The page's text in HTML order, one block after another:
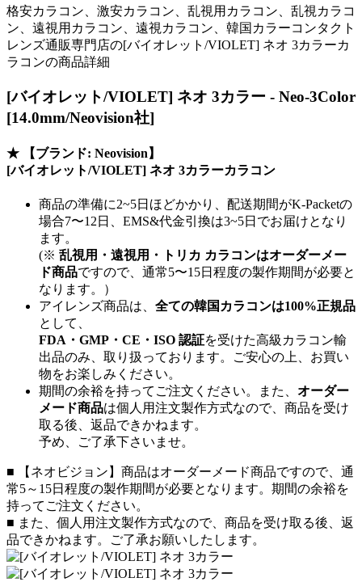
格安カラコン、激安カラコン、乱視用カラコン、乱視カラコ
ン、遠視用カラコン、遠視カラコン、韓国カラーコンタクト
レンズ通販専門店の[バイオレット/VIOLET] ネオ 3カラーカ
ラコンの商品詳細
[バイオレット/VIOLET] ネオ 3カラー - Neo-3Color
[14.0mm/Neovision社]
★
【ブランド: Neovision】
[バイオレット/VIOLET] ネオ 3カラーカラコン
商品の準備に2~5日ほどかかり、配送期間がK-Packetの
場合7〜12日、EMS&代金引換は3~5日でお届けとなり
ます。
(※ 乱視用・遠視用・トリカ カラコンはオーダーメー
ド商品ですので、 通常5〜15日程度の製作期間が必要と
なります。）
アイレンズ商品は、 全ての韓国カラコンは100%正規品
として、
FDA・GMP・CE・ISO 認証を受けた高級カラコン輸
出品のみ、取り扱っております。ご安心の上、お買い
物をお楽しみください。
期間の余裕を持ってご注文ください。また、 オーダー
メード商品は個人用注文製作方式なので、商品を受け
取る後、返品できかねます。
予め、ご了承下さいませ。
■ 【ネオビジョン】商品はオーダーメード商品ですので、通
常5～15日程度の製作期間が必要となります。期間の余裕を
持ってご注文ください。
■ また、個人用注文製作方式なので、商品を受け取る後、返
品できかねます。ご了承お願いしたします。